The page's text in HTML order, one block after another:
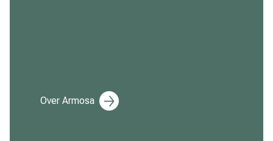
Over Armosa